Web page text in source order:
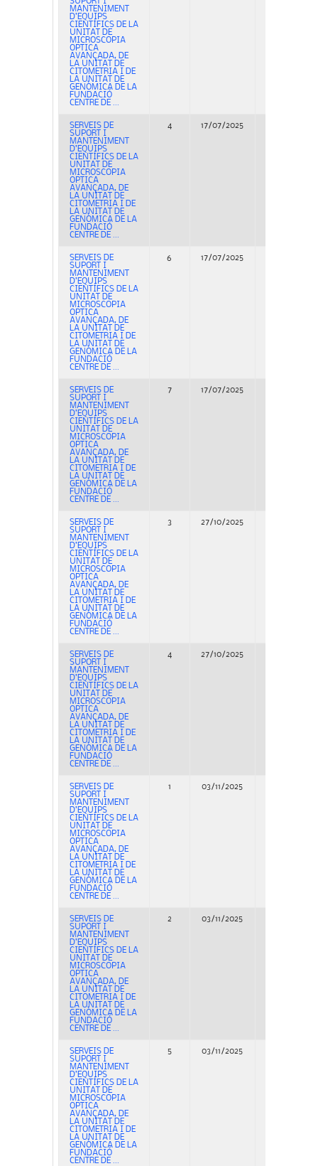
MANTENIMENT
D’EQUIPS
CIENTÍFICS DE LA
UNITAT DE
MICROSCOPIA
OPTICA
AVANÇADA, DE
LA UNITAT DE
CITOMETRIA I DE
LA UNITAT DE
GENÒMICA DE LA
FUNDACIÓ
CENTRE DE ...
SERVEIS DE
SUPORT I
MANTENIMENT
D’EQUIPS
CIENTÍFICS DE LA
UNITAT DE
MICROSCOPIA
OPTICA
AVANÇADA, DE
LA UNITAT DE
CITOMETRIA I DE
LA UNITAT DE
GENÒMICA DE LA
FUNDACIÓ
CENTRE DE ...
4 17/07/2025
SERVEIS DE
SUPORT I
MANTENIMENT
D’EQUIPS
CIENTÍFICS DE LA
UNITAT DE
MICROSCOPIA
OPTICA
AVANÇADA, DE
LA UNITAT DE
CITOMETRIA I DE
LA UNITAT DE
GENÒMICA DE LA
FUNDACIÓ
CENTRE DE ...
6 17/07/2025
SERVEIS DE
SUPORT I
MANTENIMENT
D’EQUIPS
CIENTÍFICS DE LA
UNITAT DE
MICROSCOPIA
OPTICA
AVANÇADA, DE
LA UNITAT DE
CITOMETRIA I DE
LA UNITAT DE
GENÒMICA DE LA
FUNDACIÓ
CENTRE DE ...
7 17/07/2025
SERVEIS DE
SUPORT I
MANTENIMENT
D’EQUIPS
CIENTÍFICS DE LA
UNITAT DE
MICROSCOPIA
OPTICA
AVANÇADA, DE
LA UNITAT DE
CITOMETRIA I DE
LA UNITAT DE
GENÒMICA DE LA
FUNDACIÓ
CENTRE DE ...
3 27/10/2025
SERVEIS DE
SUPORT I
MANTENIMENT
D’EQUIPS
CIENTÍFICS DE LA
UNITAT DE
MICROSCOPIA
OPTICA
AVANÇADA, DE
LA UNITAT DE
CITOMETRIA I DE
LA UNITAT DE
GENÒMICA DE LA
FUNDACIÓ
CENTRE DE ...
4 27/10/2025
SERVEIS DE
SUPORT I
MANTENIMENT
D’EQUIPS
CIENTÍFICS DE LA
UNITAT DE
MICROSCOPIA
OPTICA
AVANÇADA, DE
LA UNITAT DE
CITOMETRIA I DE
LA UNITAT DE
GENÒMICA DE LA
FUNDACIÓ
CENTRE DE ...
1 03/11/2025
SERVEIS DE
SUPORT I
MANTENIMENT
D’EQUIPS
CIENTÍFICS DE LA
UNITAT DE
MICROSCOPIA
OPTICA
AVANÇADA, DE
LA UNITAT DE
CITOMETRIA I DE
LA UNITAT DE
GENÒMICA DE LA
FUNDACIÓ
CENTRE DE ...
2 03/11/2025
SERVEIS DE
SUPORT I
MANTENIMENT
D’EQUIPS
CIENTÍFICS DE LA
UNITAT DE
MICROSCOPIA
OPTICA
AVANÇADA, DE
LA UNITAT DE
CITOMETRIA I DE
LA UNITAT DE
GENÒMICA DE LA
FUNDACIÓ
CENTRE DE ...
5 03/11/2025